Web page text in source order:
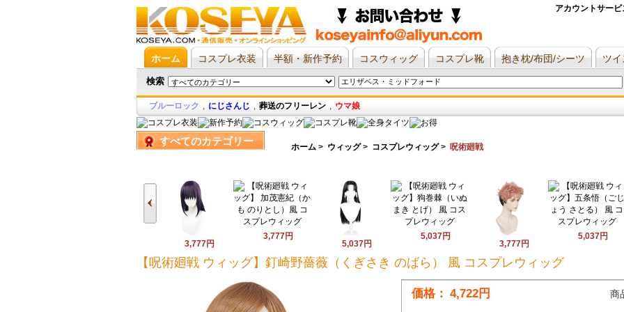
アカウントサービ
ホーム コスプレ衣装 半額・新作予約 コスウィッグ コスプレ靴 抱き枕/布団/シーツ ツ
検索
ブルーロック , にじさんじ , 葬送のフリーレン , ウマ娘
すべてのカテゴリー ホーム > ウィッグ> コスプレウィッグ> 呪術廻戦
3,777円
3,777円
5,037円
5,037円
3,777円
5,037円
【呪術廻戦 ウィッグ】釘崎野薔薇（くぎさき のばら） 風 コスプレウィッグ
価格： 4,722円 商